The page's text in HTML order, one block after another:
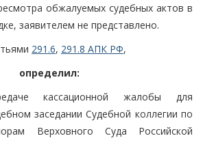
обжалуемых судебных актов в
заявителем не представлено.
291.6, 291.8 АПК РФ,
определил:
кассационной жалобы для
заседании Судебной коллегии по
Верховного Суда Российской